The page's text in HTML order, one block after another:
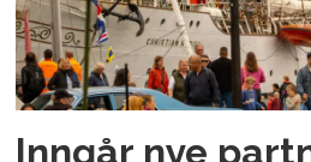
Inngår nye